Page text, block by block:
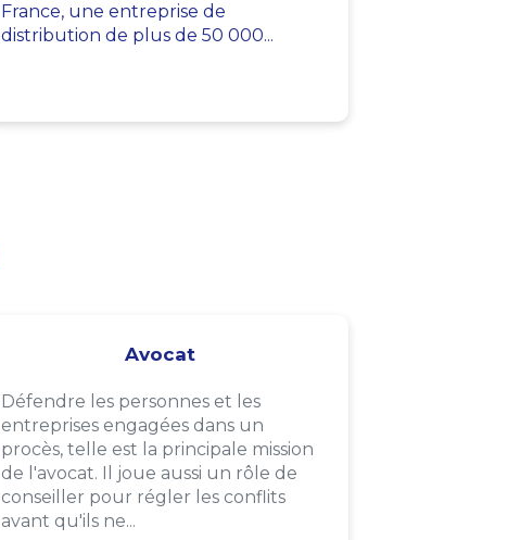
France, une entreprise de
distribution de plus de 50 000...
Avocat
Défendre les personnes et les
entreprises engagées dans un
procès, telle est la principale mission
de l'avocat. Il joue aussi un rôle de
conseiller pour régler les conflits
avant qu'ils ne...